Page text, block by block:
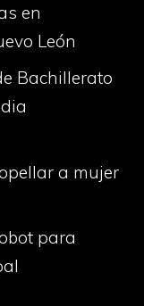
en
León
Bachillerato
a mujer
para